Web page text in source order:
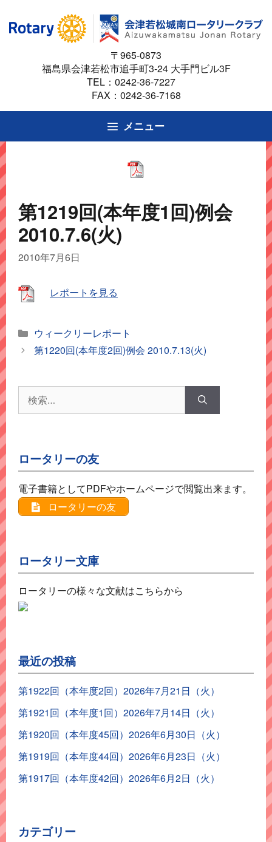
ス
ッ
プ
〒965-0873
福島県会津若松市追手町3-24 大手門ビル3F
TEL： 0242-36-7227
FAX：0242-36-7168
メニュー
第1219回(本年度1回)例会
2010.7.6(火)
2010年7月6日
レポートを見る
カ
テ
ー
ウィークリーレポート
第1220回(本年度2回)例会 2010.7.13(火)
索:
ロータリーの友
電子書籍としてPDFやホームページで閲覧出来ます。
ロータリーの友
ロータリー文庫
ロータリーの様々な文献はこちらから
最近の投稿
第1922回（本年度2回）2026年7月21日（火）
第1921回（本年度1回）2026年7月14日（火）
第1920回（本年度45回）2026年6月30日（火）
第1919回（本年度44回）2026年6月23日（火）
第1917回（本年度42回）2026年6月2日（火）
カテゴリー